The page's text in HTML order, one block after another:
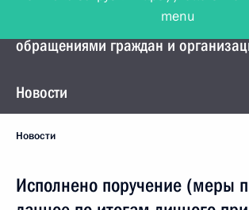
Управление Президента по работе с
обращениями граждан и
Новости
Новости
Исполнено поручение (меры
menu